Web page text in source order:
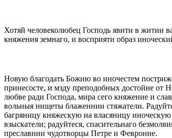
Хотяй человеколюбец Господь явити в житии
княжения земнаго, и восприяти образ
Новую благодать Божию во иночестем
принесосте, и мзду преподобных достойне от
любве ради Господа, мира сего княжение и
вольныя нищеты блаженнии стяжатели.
багряницу княжескую на власяницу
взыскатели; радуйтеся, спасительнаго
преславнии чудотворцы Петре и Февроние.